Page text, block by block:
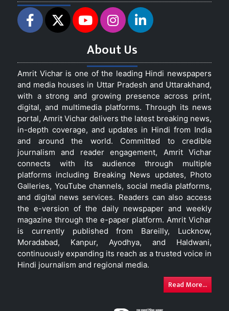
About Us
Amrit Vichar is one of the leading Hindi newspapers
and media houses in Uttar Pradesh and Uttarakhand,
with a strong and growing presence across print,
digital, and multimedia platforms. Through its news
portal, Amrit Vichar delivers the latest breaking news,
in-depth coverage, and updates in Hindi from India
and around the world. Committed to credible
journalism and reader engagement, Amrit Vichar
connects with its audience through multiple
platforms including Breaking News updates, Photo
Galleries, YouTube channels, social media platforms,
and digital news services. Readers can also access
the e-version of the daily newspaper and weekly
magazine through the e-paper platform. Amrit Vichar
is currently published from Bareilly, Lucknow,
Moradabad, Kanpur, Ayodhya, and Haldwani,
continuously expanding its reach as a trusted voice in
Hindi journalism and regional media.
Read More...